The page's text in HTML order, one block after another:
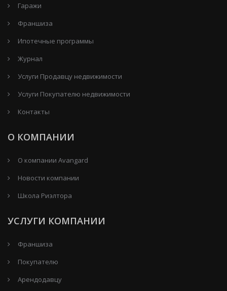
Гаражи
Франшиза
Ипотечные программы
Журнал
Услуги Продавцу недвижимости
Услуги Покупателю недвижимости
Контакты
О КОМПАНИИ
О компании Avangard
Новости компании
Школа Риэлтора
УСЛУГИ КОМПАНИИ
Франшиза
Покупателю
Арендодавцу